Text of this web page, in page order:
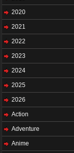
2020
2021
2022
2023
2024
2025
2026
Action
Adventure
Anime